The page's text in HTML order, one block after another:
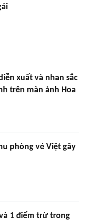
xuất và nhan sắc
trên màn ảnh Hoa
phòng vé Việt gây
1 điểm trừ trong